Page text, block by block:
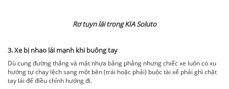
Rơ tuyn lái trong KIA Soluto
3. Xe bị nhao lái mạnh khi buông tay
Dù cung đường thẳng và mặt nhựa bằng phẳng nhưng chiếc xe luôn có xu
hướng tự chạy lệch sang một bên (trái hoặc phải) buộc tài xế phải ghì chặt
tay lái để điều chỉnh hướng đi.